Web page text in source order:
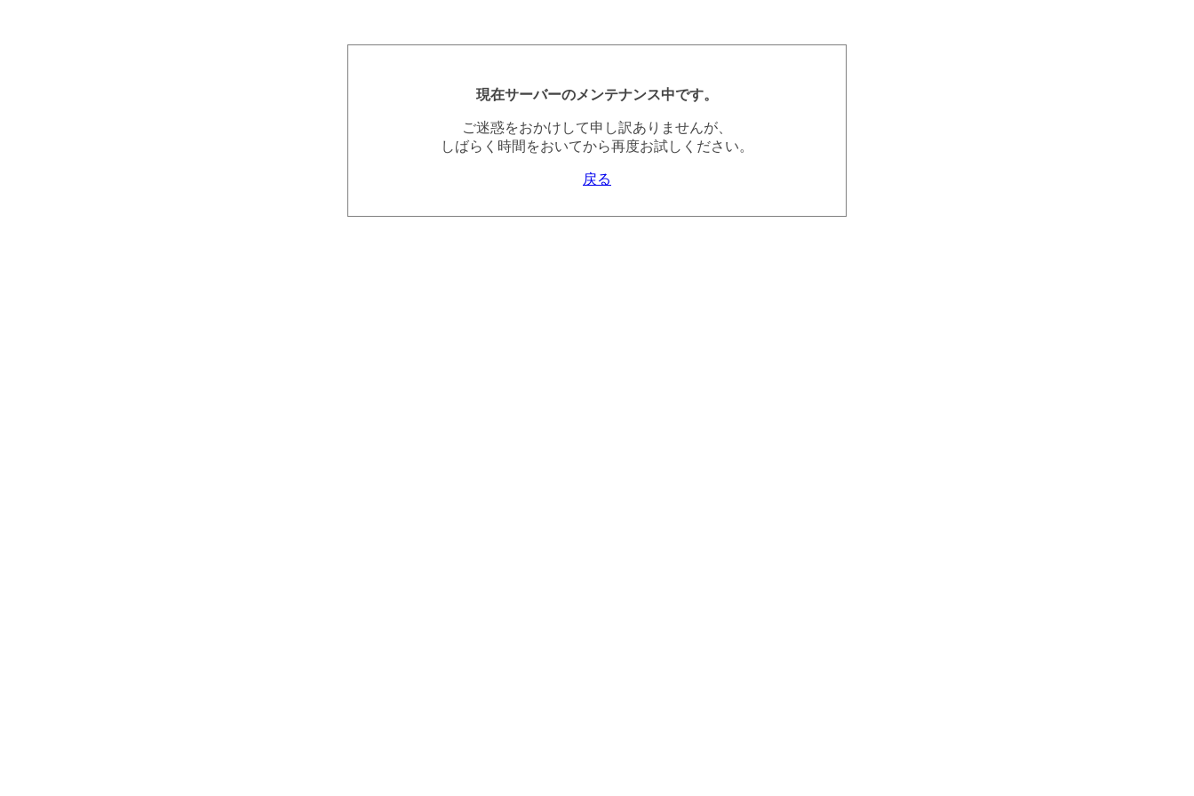
現在サーバーのメンテナンス中です。
ご迷惑をおかけして申し訳ありませんが、
しばらく時間をおいてから再度お試しください。
戻る